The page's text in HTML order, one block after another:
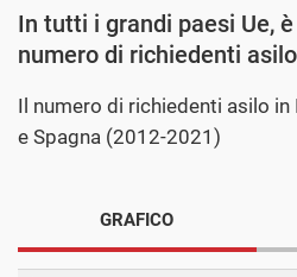
In tutti i grandi paesi Ue,
numero di richiedenti asilo
Il numero di richiedenti asilo in
e Spagna (2012-2021)
GRAFICO